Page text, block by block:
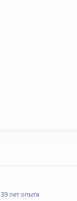
39 лет опыта